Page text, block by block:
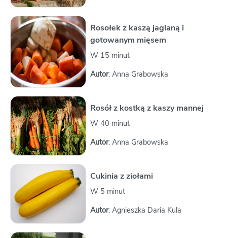
Rosołek z kaszą jaglaną i
gotowanym mięsem
W 15 minut
Autor: Anna Grabowska
Rosół z kostką z kaszy mannej
W 40 minut
Autor: Anna Grabowska
Cukinia z ziołami
W 5 minut
Autor: Agnieszka Daria Kula